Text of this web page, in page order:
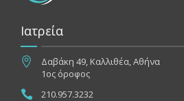
Ιατρεία
Δαβάκη 49, Καλλιθέα, Αθήνα
1ος όροφος
210.957.3232